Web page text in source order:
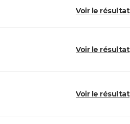
Voir le résultat
Voir le résultat
Voir le résultat